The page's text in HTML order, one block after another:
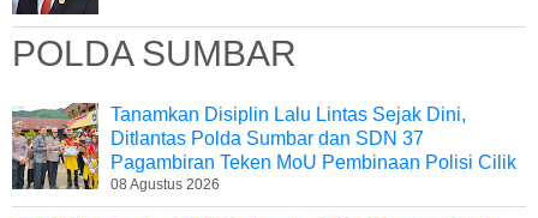
POLDA SUMBAR
Tanamkan Disiplin Lalu Lintas Sejak Dini,
Ditlantas Polda Sumbar dan SDN 37
Pagambiran Teken MoU Pembinaan Polisi Cilik
08 Agustus 2026